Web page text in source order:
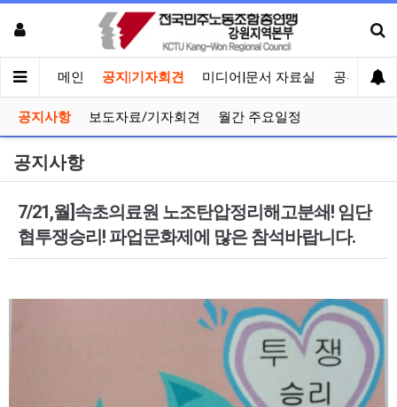
메인 공지|기자회견 미디어|문서 자료실 공유게시
공지사항 보도자료/기자회견 월간 주요일정
공지사항
7/21,월]속초의료원 노조탄압정리해고분쇄! 임단
협투쟁승리! 파업문화제에 많은 참석바랍니다.